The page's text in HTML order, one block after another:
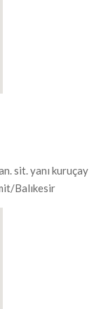
sit. yanı kuruçay
Balıkesir